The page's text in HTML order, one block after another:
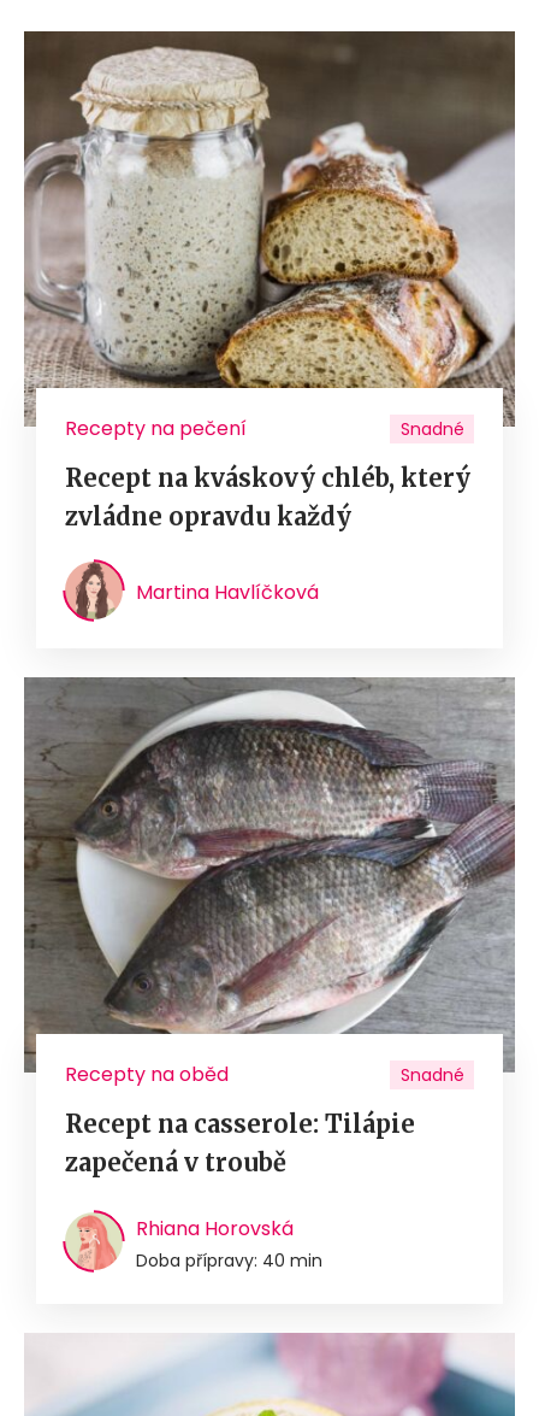
Recepty na pečení Snadné
Recept na kváskový chléb, který
zvládne opravdu každý
Martina Havlíčková
Recepty na oběd Snadné
Recept na casserole: Tilápie
zapečená v troubě
Rhiana Horovská
Doba přípravy: 40 min